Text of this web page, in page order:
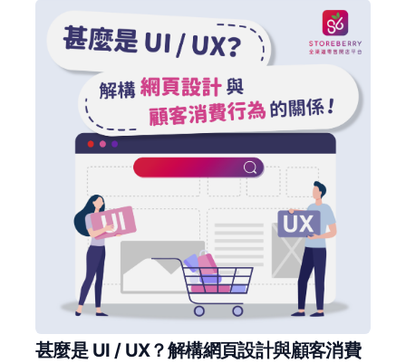
甚麼是 UI / UX？解構網頁設計與顧客消費